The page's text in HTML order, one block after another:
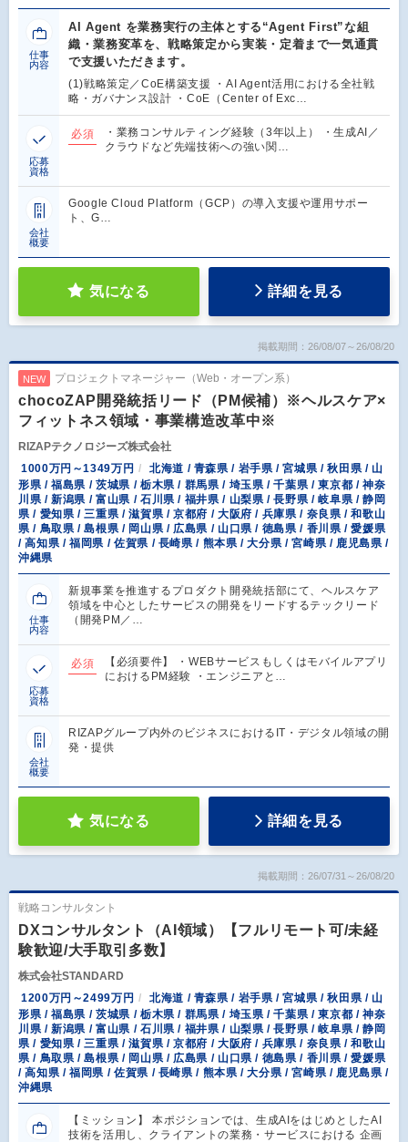
仕事
内容
AI Agent を業務実行の主体とする“Agent First”な組
織・業務変革を、戦略策定から実装・定着まで一気通貫
で支援いただきます。
(1)戦略策定／CoE構築支援 ・AI Agent活用における全社戦
略・ガバナンス設計 ・CoE（Center of Exc…
応募
資格
必須
・業務コンサルティング経験（3年以上） ・生成AI／
クラウドなど先端技術への強い関…
会社
概要
Google Cloud Platform（GCP）の導入支援や運用サポー
ト、G…
気になる 詳細を見る
掲載期間：26/08/07～26/08/20
NEW プロジェクトマネージャー（Web・オープン系）
chocoZAP開発統括リード（PM候補）※ヘルスケア×
フィットネス領域・事業構造改革中※
RIZAPテクノロジーズ株式会社
1000万円～1349万円
北海道 / 青森県 / 岩手県 / 宮城県 / 秋田県 / 山
形県 / 福島県 / 茨城県 / 栃木県 / 群馬県 / 埼玉県 / 千葉県 / 東京都 / 神奈
川県 / 新潟県 / 富山県 / 石川県 / 福井県 / 山梨県 / 長野県 / 岐阜県 / 静岡
県 / 愛知県 / 三重県 / 滋賀県 / 京都府 / 大阪府 / 兵庫県 / 奈良県 / 和歌山
県 / 鳥取県 / 島根県 / 岡山県 / 広島県 / 山口県 / 徳島県 / 香川県 / 愛媛県
/ 高知県 / 福岡県 / 佐賀県 / 長崎県 / 熊本県 / 大分県 / 宮崎県 / 鹿児島県 /
沖縄県
仕事
内容
新規事業を推進するプロダクト開発統括部にて、ヘルスケア
領域を中心としたサービスの開発をリードするテックリード
（開発PM／…
応募
資格
必須
【必須要件】 ・WEBサービスもしくはモバイルアプリ
におけるPM経験 ・エンジニアと…
会社
概要
RIZAPグループ内外のビジネスにおけるIT・デジタル領域の開
発・提供
気になる 詳細を見る
掲載期間：26/07/31～26/08/20
戦略コンサルタント
DXコンサルタント（AI領域）【フルリモート可/未経
験歓迎/大手取引多数】
株式会社STANDARD
1200万円～2499万円
北海道 / 青森県 / 岩手県 / 宮城県 / 秋田県 / 山
形県 / 福島県 / 茨城県 / 栃木県 / 群馬県 / 埼玉県 / 千葉県 / 東京都 / 神奈
川県 / 新潟県 / 富山県 / 石川県 / 福井県 / 山梨県 / 長野県 / 岐阜県 / 静岡
県 / 愛知県 / 三重県 / 滋賀県 / 京都府 / 大阪府 / 兵庫県 / 奈良県 / 和歌山
県 / 鳥取県 / 島根県 / 岡山県 / 広島県 / 山口県 / 徳島県 / 香川県 / 愛媛県
/ 高知県 / 福岡県 / 佐賀県 / 長崎県 / 熊本県 / 大分県 / 宮崎県 / 鹿児島県 /
沖縄県
【ミッション】 本ポジションでは、生成AIをはじめとしたAI
技術を活用し、クライアントの業務・サービスにおける 企画